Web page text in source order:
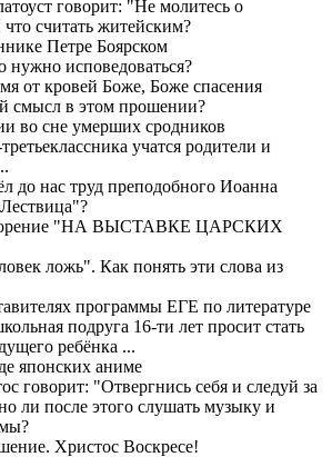
говорит: "Не молитесь о
считать житейским?
Петре Боярском
нужно исповедоваться?
от кровей Боже, Боже спасения
смысл в этом прошении?
во сне умерших сродников
учатся родители и
до нас труд преподобного Иоанна
"НА ВЫСТАВКЕ ЦАРСКИХ
ложь". Как понять эти слова из
программы ЕГЕ по литературе
подруга 16-ти лет просит стать
ребёнка ...
японских аниме
говорит: "Отвергнись себя и следуй за
после этого слушать музыку и
Христос Воскресе!